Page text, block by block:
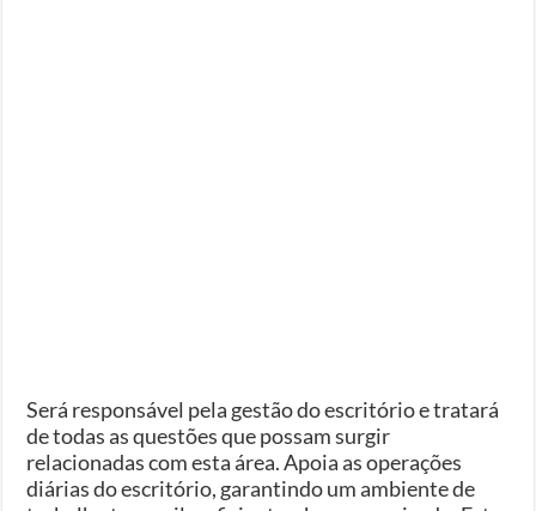
Será responsável pela gestão do escritório e tratará
de todas as questões que possam surgir
relacionadas com esta área. Apoia as operações
diárias do escritório, garantindo um ambiente de